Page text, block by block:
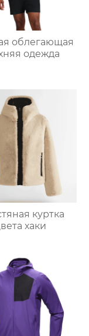
облегающая
одежда
куртка
хаки